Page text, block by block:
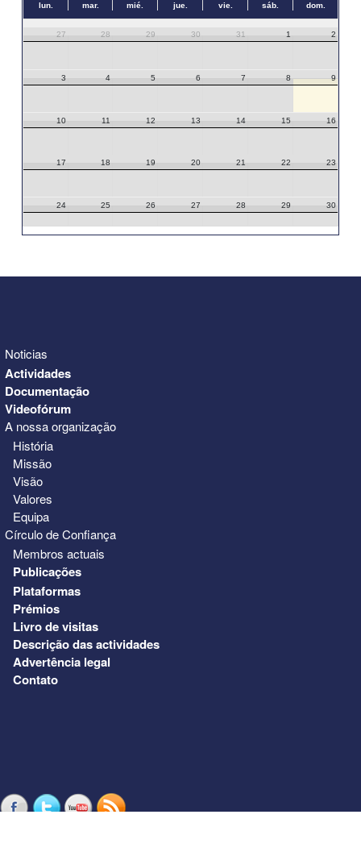
lun. mar. mié. jue. vie. sáb. dom.
27 28 29 30 31 1 2
3 4 5 6 7 8 9
10 11 12 13 14 15 16
17 18 19 20 21 22 23
24 25 26 27 28 29 30
Noticias
Actividades
Documentação
Videofórum
A nossa organização
História
Missão
Visão
Valores
Equipa
Círculo de Confiança
Membros actuais
Publicações
Plataformas
Prémios
Livro de visitas
Descrição das actividades
Advertência legal
Contato